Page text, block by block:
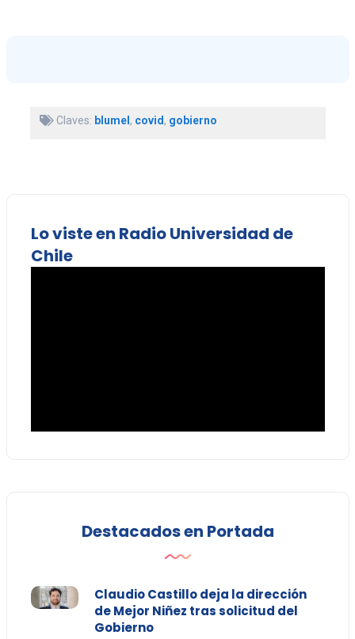
Claves: blumel, covid, gobierno
Lo viste en Radio Universidad de
Chile
Destacados en Portada
Claudio Castillo deja la dirección
de Mejor Niñez tras solicitud del
Gobierno